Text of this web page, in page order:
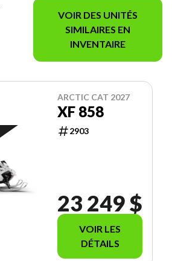
VOIR DES UNITÉS
SIMILAIRES EN
INVENTAIRE
ARCTIC CAT 2027
XF 858
2903
23 249 $
VOIR LES
DÉTAILS